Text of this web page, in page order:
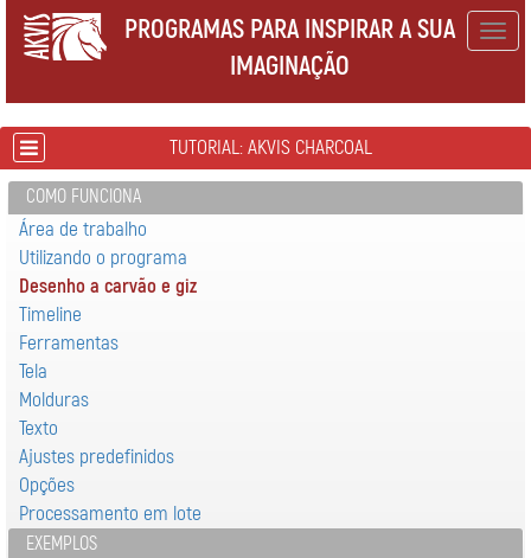
PROGRAMAS PARA INSPIRAR A SUA
IMAGINAÇÃO
TUTORIAL: AKVIS CHARCOAL
COMO FUNCIONA
Área de trabalho
Utilizando o programa
Desenho a carvão e giz
Timeline
Ferramentas
Tela
Molduras
Texto
Ajustes predefinidos
Opções
Processamento em lote
EXEMPLOS